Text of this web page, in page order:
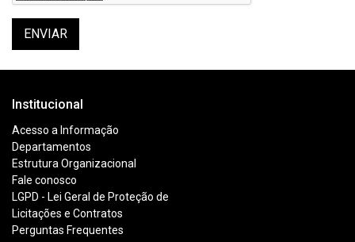
ENVIAR
Institucional
Acesso a Informação
Departamentos
Estrutura Organizacional
Fale conosco
LGPD - Lei Geral de Proteção de
Licitações e Contratos
Perguntas Frequentes